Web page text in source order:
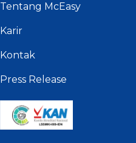
Tentang McEasy
Karir
Kontak
Press Release